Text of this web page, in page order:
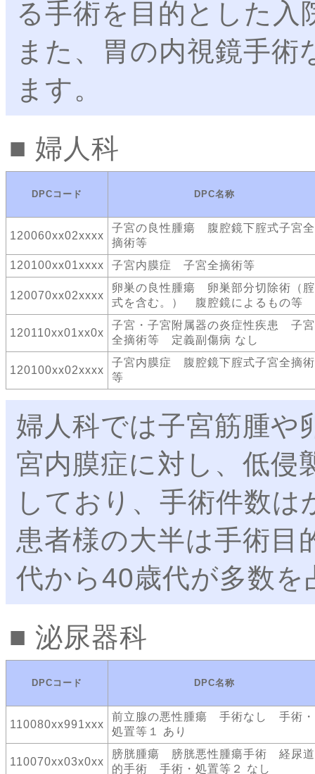
る手術を目的とした
また、胃の内視鏡手
ます。
婦人科
DPCコード DPC名称
120060xx02xxxx
子宮の良性腫瘍 腹腔鏡下腟式子宮全
摘術等
120100xx01xxxx
子宮内膜症 子宮全摘術等
120070xx02xxxx
卵巣の良性腫瘍 卵巣部分切除術（腟
式を含む。） 腹腔鏡によるもの等
120110xx01xx0x
子宮・子宮附属器の炎症性疾患 子宮
全摘術等 定義副傷病 なし
120100xx02xxxx
子宮内膜症 腹腔鏡下腟式子宮全摘術
等
婦人科では子宮筋腫や
宮内膜症に対し、低侵
しており、手術件数
患者様の大半は手術目
代から40歳代が多数
泌尿器科
DPCコード DPC名称
110080xx991xxx
前立腺の悪性腫瘍 手術なし 手術・
処置等１ あり
110070xx03x0xx
膀胱腫瘍 膀胱悪性腫瘍手術 経尿道
的手術 手術・処置等２ なし